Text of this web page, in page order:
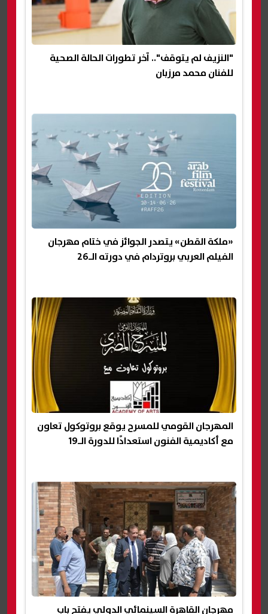
"النزيف لم يتوقف".. آخر تطورات الحالة الصحية
للفنان محمد مرزبان
«ملكة القطن» يتصدر الجوائز في ختام مهرجان
الفيلم العربي بروتردام في دورته الـ26
المهرجان القومي للمسرح يوقع بروتوكول تعاون
مع أكاديمية الفنون استعدادًا للدورة الـ19
مهرجان القاهرة السينمائي الدولي يفتح باب